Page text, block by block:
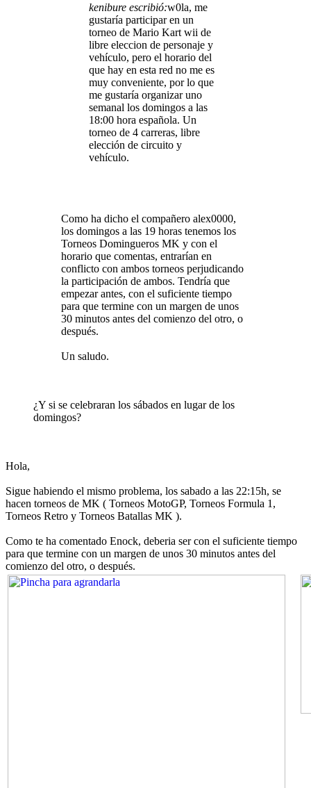
kenibure escribió:w0la, me
gustaría participar en un
torneo de Mario Kart wii de
libre eleccion de personaje y
vehículo, pero el horario del
que hay en esta red no me es
muy conveniente, por lo que
me gustaría organizar uno
semanal los domingos a las
18:00 hora española. Un
torneo de 4 carreras, libre
elección de circuito y
vehículo.
Como ha dicho el compañero alex0000,
los domingos a las 19 horas tenemos los
Torneos Domingueros MK y con el
horario que comentas, entrarían en
conflicto con ambos torneos perjudicando
la participación de ambos. Tendría que
empezar antes, con el suficiente tiempo
para que termine con un margen de unos
30 minutos antes del comienzo del otro, o
después.
Un saludo.
¿Y si se celebraran los sábados en lugar de los
domingos?
Hola,
Sigue habiendo el mismo problema, los sabado a las 22:15h, se
hacen torneos de MK ( Torneos MotoGP, Torneos Formula 1,
Torneos Retro y Torneos Batallas MK ).
Como te ha comentado Enock, deberia ser con el suficiente tiempo
para que termine con un margen de unos 30 minutos antes del
comienzo del otro, o después.